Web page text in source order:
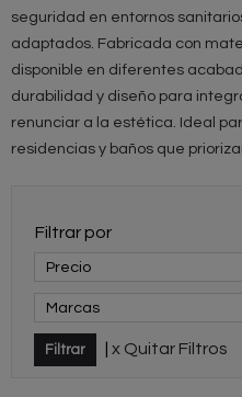
seguridad en entornos
adaptados. Fabricada con
disponible en diferentes
durabilidad y diseño para
renunciar a la estética. Ideal
residencias y baños que
Filtrar por
Precio
Marcas
x Quitar Filtros